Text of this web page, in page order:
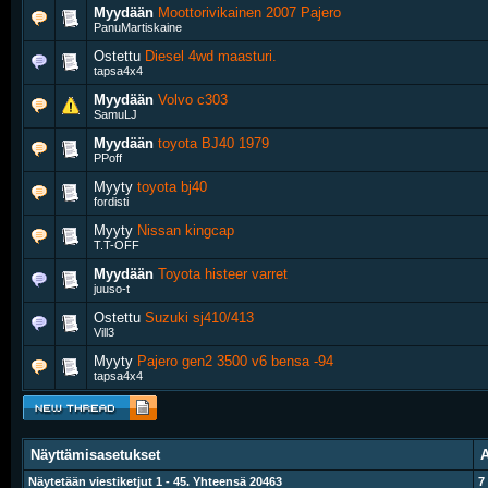
Myydään Moottorivikainen 2007 Pajero
PanuMartiskaine
Ostettu Diesel 4wd maasturi.
tapsa4x4
Myydään Volvo c303
SamuLJ
Myydään toyota BJ40 1979
PPoff
Myyty toyota bj40
fordisti
Myyty Nissan kingcap
T.T-OFF
Myydään Toyota histeer varret
juuso-t
Ostettu Suzuki sj410/413
Vill3
Myyty Pajero gen2 3500 v6 bensa -94
tapsa4x4
Näyttämisasetukset
Näytetään viestiketjut 1 - 45. Yhteensä 20463 7